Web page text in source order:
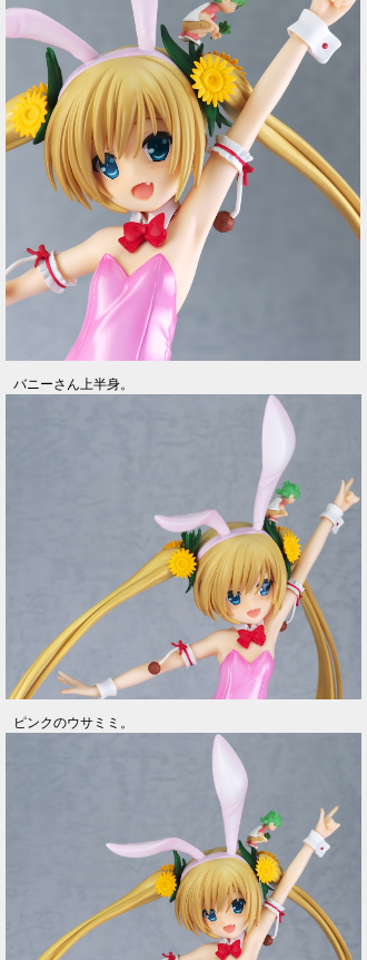
バニーさん上半身。
ピンクのウサミミ。